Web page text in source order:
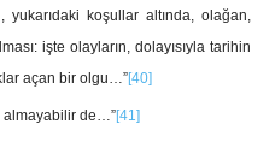
yukarıdaki koşullar altında, olağan,
işte olayların, dolayısıyla tarihin
açan bir olgu…”[40]
almayabilir de…”[41]